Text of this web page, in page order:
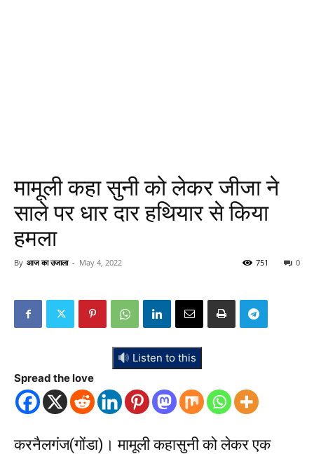
मामूली कहा सुनी को लेकर जीजा ने
साले पर धार दार हथियार से किया
हमला
By आज का उजाला - May 4, 2022 0
751
Listen to this
Spread the love
करनैलगंज(गोंडा)। मामूली कहासुनी को लेकर एक